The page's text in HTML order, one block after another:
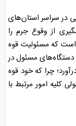
در سراسر استان‌های
از وقوع جرم را
است که مسئولیت قوه
مسئول در
چرا که خود قوه
کلیه امور مرتبط با